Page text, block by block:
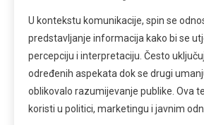
U kontekstu komunikacije, spin se
predstavljanje informacija kako bi se
percepciju i interpretaciju. Često
određenih aspekata dok se drugi
oblikovalo razumijevanje publike. Ova
koristi u politici, marketingu i javnim